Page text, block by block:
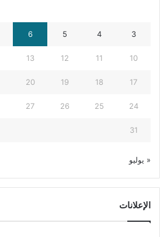
3
4
5
6
10
11
12
13
17
18
19
20
24
25
26
27
31
« يوليو
الإعلانات